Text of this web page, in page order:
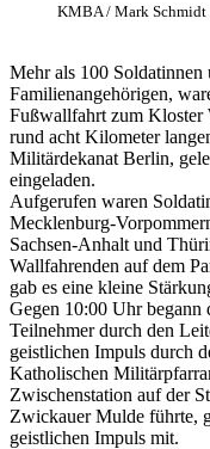
KMBA / Mark Schmidt
Mehr als 100
Familienangehörigen,
Fußwallfahrt zum Kloster
rund acht Kilometer
Militärdekanat Berlin,
eingeladen.
Aufgerufen waren
Mecklenburg-
Sachsen-Anhalt und
Wallfahrenden auf dem
gab es eine kleine
Gegen 10:00 Uhr
Teilnehmer durch den
geistlichen Impuls durch
Katholischen
Zwischenstation auf der
Zwickauer Mulde führte,
geistlichen Impuls mit.